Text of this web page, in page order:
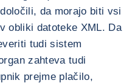
da morajo biti vsi
obliki datoteke XML. Da
tudi sistem
zahteva tudi
prejme plačilo,